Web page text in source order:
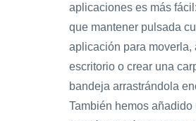
aplicaciones es más
que mantener pulsada
aplicación para moverla,
escritorio o crear una
bandeja arrastrándola
También hemos añadido